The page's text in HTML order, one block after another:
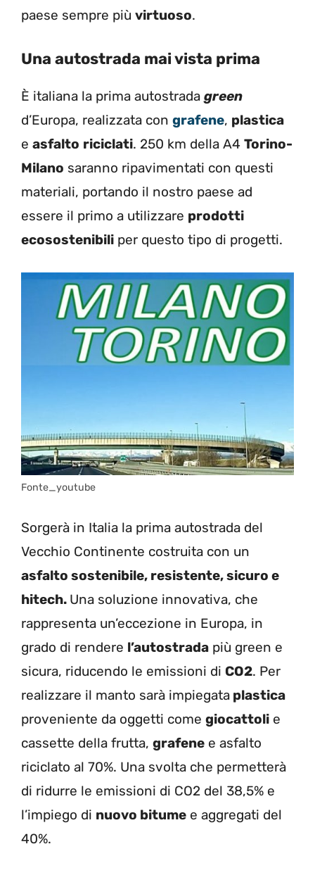
paese sempre più virtuoso.
Una autostrada mai vista prima
È italiana la prima autostrada green
d’Europa, realizzata con grafene, plastica
e asfalto riciclati. 250 km della A4 Torino-
Milano saranno ripavimentati con questi
materiali, portando il nostro paese ad
essere il primo a utilizzare prodotti
ecosostenibili per questo tipo di progetti.
Fonte_youtube
Sorgerà in Italia la prima autostrada del
Vecchio Continente costruita con un
asfalto sostenibile, resistente, sicuro e
hitech. Una soluzione innovativa, che
rappresenta un’eccezione in Europa, in
grado di rendere l’autostrada più green e
sicura, riducendo le emissioni di CO2. Per
realizzare il manto sarà impiegata plastica
proveniente da oggetti come giocattoli e
cassette della frutta, grafene e asfalto
riciclato al 70%. Una svolta che permetterà
di ridurre le emissioni di CO2 del 38,5% e
l’impiego di nuovo bitume e aggregati del
40%.